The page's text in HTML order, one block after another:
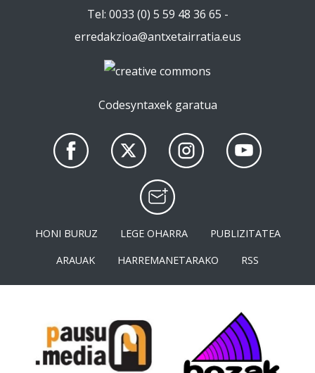
Tel: 0033 (0) 5 59 48 36 65 -
erredakzioa@antxetairratia.eus
Codesyntaxek garatua
HONI BURUZ LEGE OHARRA
PUBLIZITATEA
ARAUAK
HARREMANETARAKO RSS